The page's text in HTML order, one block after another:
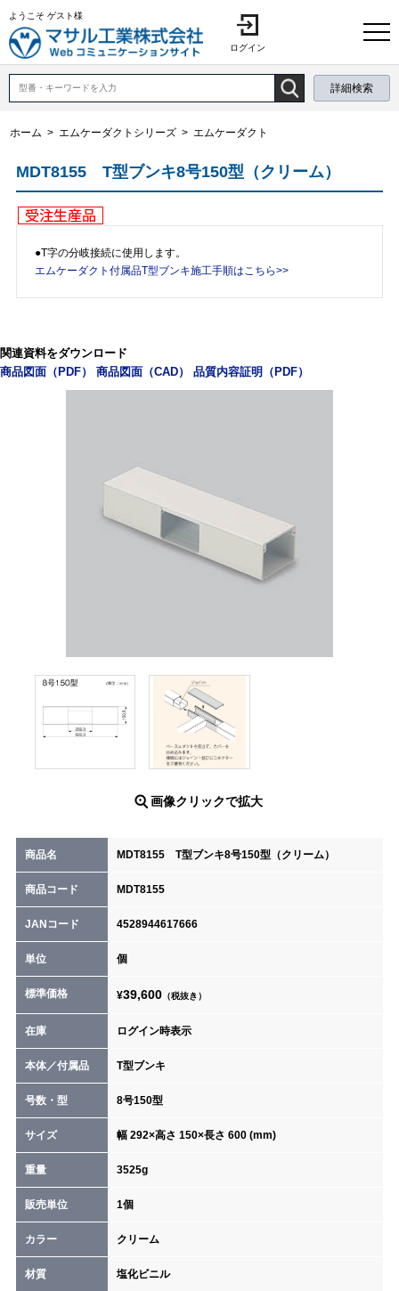
ようこそ ゲスト様
ログイン
詳細検索
ホーム > エムケーダクトシリーズ > エムケーダクト
MDT8155 T型ブンキ8号150型（クリーム）
●T字の分岐接続に使用します。
エムケーダクト付属品T型ブンキ施工手順はこちら>>
関連資料をダウンロード
商品図面（PDF）
商品図面（CAD） 品質内容証明（PDF）
画像クリックで拡大
商品名 MDT8155 T型ブンキ8号150型（クリーム）
商品コード MDT8155
JANコード 4528944617666
単位 個
標準価格 ¥39,600（税抜き）
在庫 ログイン時表示
本体／付属品 T型ブンキ
号数・型 8号150型
サイズ 幅 292×高さ 150×長さ 600 (mm)
重量 3525g
販売単位 1個
カラー クリーム
材質 塩化ビニル